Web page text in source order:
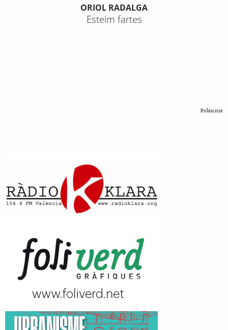
ORIOL RADALGA
Esteim fartes
Publicitat